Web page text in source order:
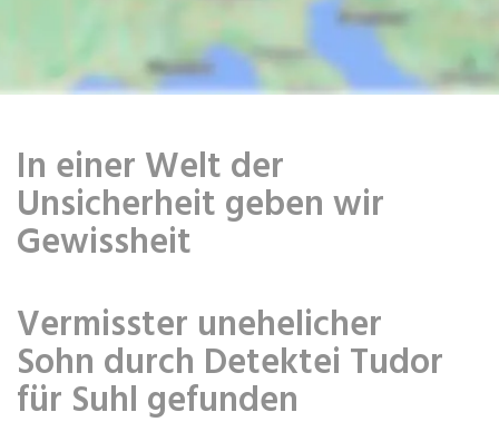
In einer Welt der
Unsicherheit geben wir
Gewissheit
Vermisster unehelicher
Sohn durch Detektei Tudor
für Suhl gefunden